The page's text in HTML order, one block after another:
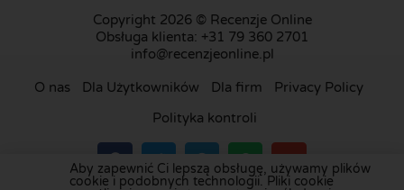
Copyright 2026 © Recenzje Online
Obsługa klienta: +31 79 360 2701
info@recenzjeonline.pl
O nas Dla Użytkowników Dla firm
Privacy Policy
Polityka kontroli
Aby zapewnić Ci lepszą obsługę, używamy plików
cookie i podobnych technologii. Pliki cookie